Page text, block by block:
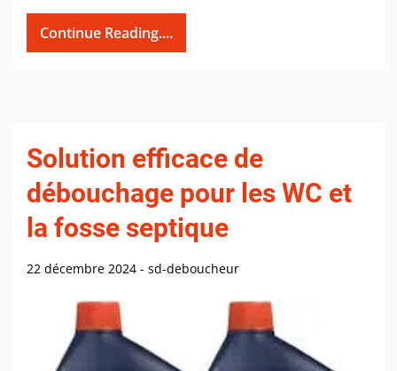
Continue Reading....
Solution efficace de
débouchage pour les WC et
la fosse septique
22 décembre 2024 - sd-deboucheur